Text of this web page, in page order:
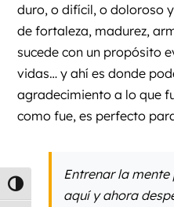
Alternar alto contraste
duro, o difícil, o doloroso
de fortaleza, madurez,
sucede con un propósito
vidas… y ahí es donde
agradecimiento a lo que
como fue, es perfecto
Entrenar la
aquí y ahora